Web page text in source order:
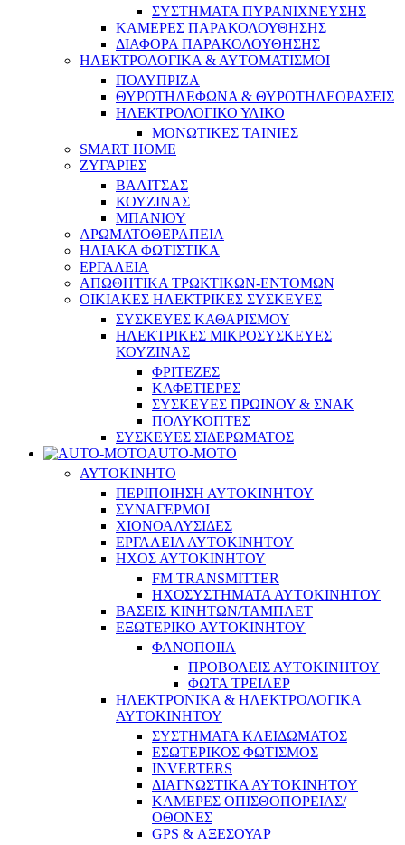
ΣΥΣΤΗΜΑΤΑ ΠΥΡΑΝΙΧΝΕΥΣΗΣ
ΚΑΜΕΡΕΣ ΠΑΡΑΚΟΛΟΥΘΗΣΗΣ
ΔΙΑΦΟΡΑ ΠΑΡΑΚΟΛΟΥΘΗΣΗΣ
ΗΛΕΚΤΡΟΛΟΓΙΚΑ & ΑΥΤΟΜΑΤΙΣΜΟΙ
ΠΟΛΥΠΡΙΖΑ
ΘΥΡΟΤΗΛΕΦΩΝΑ & ΘΥΡΟΤΗΛΕΟΡΑΣΕΙΣ
ΗΛΕΚΤΡΟΛΟΓΙΚΟ ΥΛΙΚΟ
ΜΟΝΩΤΙΚΕΣ ΤΑΙΝΙΕΣ
SMART HOME
ΖΥΓΑΡΙΕΣ
ΒΑΛΙΤΣΑΣ
ΚΟΥΖΙΝΑΣ
ΜΠΑΝΙΟΥ
ΑΡΩΜΑΤΟΘΕΡΑΠΕΙΑ
ΗΛΙΑΚΑ ΦΩΤΙΣΤΙΚΑ
ΕΡΓΑΛΕΙΑ
ΑΠΩΘΗΤΙΚΑ ΤΡΩΚΤΙΚΩΝ-ΕΝΤΟΜΩΝ
ΟΙΚΙΑΚΕΣ ΗΛΕΚΤΡΙΚΕΣ ΣΥΣΚΕΥΕΣ
ΣΥΣΚΕΥΕΣ ΚΑΘΑΡΙΣΜΟΥ
ΗΛΕΚΤΡΙΚΕΣ ΜΙΚΡΟΣΥΣΚΕΥΕΣ
ΚΟΥΖΙΝΑΣ
ΦΡΙΤΕΖΕΣ
ΚΑΦΕΤΙΕΡΕΣ
ΣΥΣΚΕΥΕΣ ΠΡΩΙΝΟΥ & ΣΝΑΚ
ΠΟΛΥΚΟΠΤΕΣ
ΣΥΣΚΕΥΕΣ ΣΙΔΕΡΩΜΑΤΟΣ
AUTO-MOTO
ΑΥΤΟΚΙΝΗΤΟ
ΠΕΡΙΠΟΙΗΣΗ ΑΥΤΟΚΙΝΗΤΟΥ
ΣΥΝΑΓΕΡΜΟΙ
ΧΙΟΝΟΑΛΥΣΙΔΕΣ
ΕΡΓΑΛΕΙΑ ΑΥΤΟΚΙΝΗΤΟΥ
ΗΧΟΣ ΑΥΤΟΚΙΝΗΤΟΥ
FM TRANSMITTER
ΗΧΟΣΥΣΤΗΜΑΤΑ ΑΥΤΟΚΙΝΗΤΟΥ
ΒΑΣΕΙΣ ΚΙΝΗΤΩΝ/ΤΑΜΠΛΕΤ
ΕΞΩΤΕΡΙΚΟ ΑΥΤΟΚΙΝΗΤΟΥ
ΦΑΝΟΠΟΙΙΑ
ΠΡΟΒΟΛΕΙΣ ΑΥΤΟΚΙΝΗΤΟΥ
ΦΩΤΑ ΤΡΕΙΛΕΡ
ΗΛΕΚΤΡΟΝΙΚΑ & ΗΛΕΚΤΡΟΛΟΓΙΚΑ
ΑΥΤΟΚΙΝΗΤΟΥ
ΣΥΣΤΗΜΑΤΑ ΚΛΕΙΔΩΜΑΤΟΣ
ΕΣΩΤΕΡΙΚΟΣ ΦΩΤΙΣΜΟΣ
INVERTERS
ΔΙΑΓΝΩΣΤΙΚΑ ΑΥΤΟΚΙΝΗΤΟΥ
ΚΑΜΕΡΕΣ ΟΠΙΣΘΟΠΟΡΕΙΑΣ/
ΟΘΟΝΕΣ
GPS & ΑΞΕΣΟΥΑΡ